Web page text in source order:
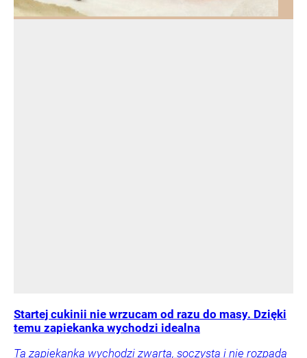
Startej cukinii nie wrzucam od razu do masy. Dzięki
temu zapiekanka wychodzi idealna
Ta zapiekanka wychodzi zwarta, soczysta i nie rozpada